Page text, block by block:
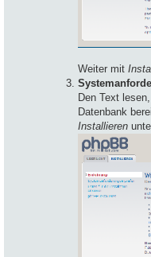
Weiter mit
Den Text
Datenbank
Installieren